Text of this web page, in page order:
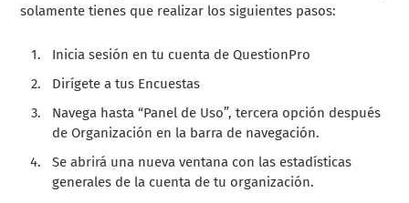
solamente tienes que realizar los siguientes pasos:
Inicia sesión en tu cuenta de QuestionPro
Dirígete a tus Encuestas
Navega hasta “Panel de Uso”, tercera opción después
de Organización en la barra de navegación.
Se abrirá una nueva ventana con las estadísticas
generales de la cuenta de tu organización.